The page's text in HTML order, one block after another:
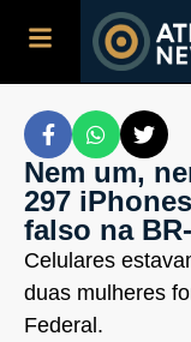
Nem um,
297
falso na
Celulares
duas mulheres
Federal.